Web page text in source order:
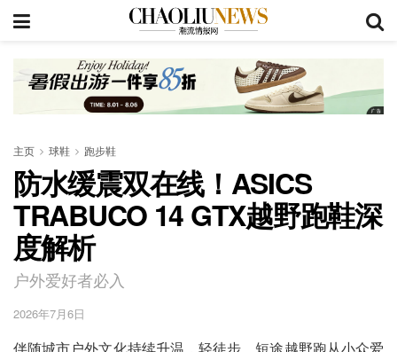
主页 球鞋 跑步鞋
防水缓震双在线！ASICS
TRABUCO 14 GTX越野跑鞋深
度解析
户外爱好者必入
2026年7月6日